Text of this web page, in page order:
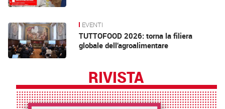
EVENTI
TUTTOFOOD 2026: torna la filiera
globale dell’agroalimentare
RIVISTA